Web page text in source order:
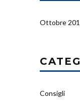
Ottobre
Consigli